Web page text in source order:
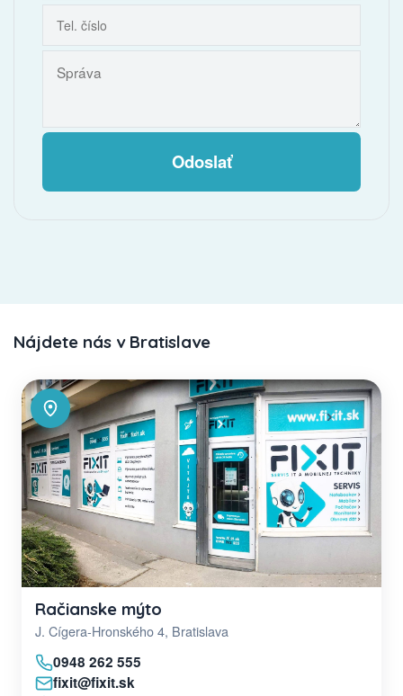
Odoslať
Nájdete nás v Bratislave
Račianske mýto
J. Cígera-Hronského 4, Bratislava
0948 262 555
fixit@fixit.sk